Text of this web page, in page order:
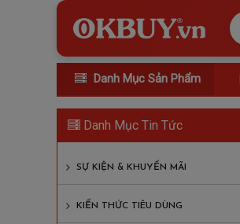
Danh Mục Sản Phẩm
Danh Mục Tin Tức
SỰ KIỆN & KHUYẾN MÃI
KIẾN THỨC TIÊU DÙNG